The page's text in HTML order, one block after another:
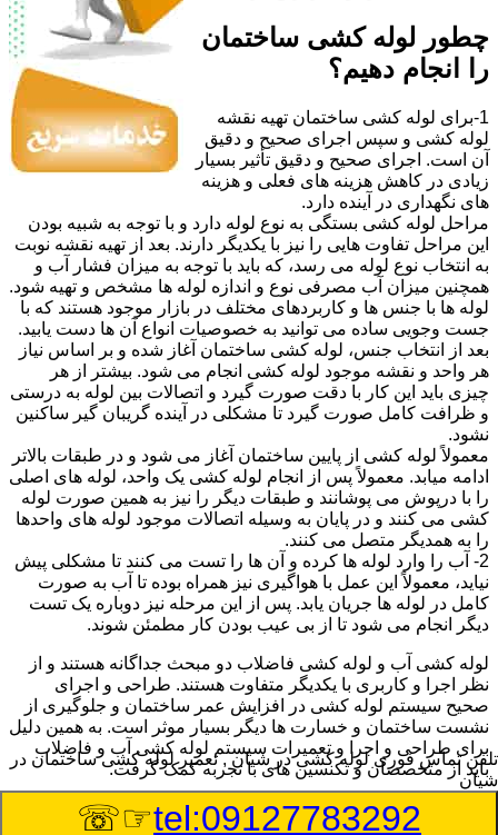
چطور لوله کشی ساختمان
را انجام دهیم؟
1-برای لوله کشی ساختمان تهیه نقشه
لوله کشی و سپس اجرای صحیح و دقیق
آن است. اجرای صحیح و دقیق تأثیر بسیار
زیادی در کاهش هزینه های فعلی و هزینه
های نگهداری در آینده دارد.
مراحل لوله کشی بستگی به نوع لوله دارد و با توجه به شبیه بودن
این مراحل تفاوت هایی را نیز با یکدیگر دارند. بعد از تهیه نقشه نوبت
به انتخاب نوع لوله می رسد، که باید با توجه به میزان فشار آب و
همچنین میزان آب مصرفی نوع و اندازه لوله ها مشخص و تهیه شود.
لوله ها با جنس ها و کاربردهای مختلف در بازار موجود هستند که با
جست وجویی ساده می توانید به خصوصیات انواع آن ها دست یابید.
بعد از انتخاب جنس، لوله کشی ساختمان آغاز شده و بر اساس نیاز
هر واحد و نقشه موجود لوله کشی انجام می شود. بیشتر از هر
چیزی باید این کار با دقت صورت گیرد و اتصالات بین لوله به درستی
و ظرافت کامل صورت گیرد تا مشکلی در آینده گریبان گیر ساکنین
نشود.
معمولاً لوله کشی از پایین ساختمان آغاز می شود و در طبقات بالاتر
ادامه میابد. معمولاً پس از انجام لوله کشی یک واحد، لوله های اصلی
را با درپوش می پوشانند و طبقات دیگر را نیز به همین صورت لوله
کشی می کنند و در پایان به وسیله اتصالات موجود لوله های واحدها
را به همدیگر متصل می کنند.
2- آب را وارد لوله ها کرده و آن ها را تست می کنند تا مشکلی پیش
نیاید، معمولاً این عمل با هواگیری نیز همراه بوده تا آب به صورت
کامل در لوله ها جریان یابد. پس از این مرحله نیز دوباره یک تست
دیگر انجام می شود تا از بی عیب بودن کار مطمئن شوند.
لوله کشی آب و لوله کشی فاضلاب دو مبحث جداگانه هستند و از
نظر اجرا و کاربری با یکدیگر متفاوت هستند. طراحی و اجرای
صحیح سیستم لوله کشی در افزایش عمر ساختمان و جلوگیری از
نشست ساختمان و خسارت ها دیگر بسیار موثر است. به همین دلیل
برای طراحی و اجرا و تعمیرات سیستم لوله کشی آب و فاضلاب
باید از متخصصان و تکنسین های با تجربه کمک گرفت.
:Published Date
تلفن تماس فوریلوله کشی در شیان , تعمیر لوله کشی ساختمان در
شیان
tel:09127783292
☞☏